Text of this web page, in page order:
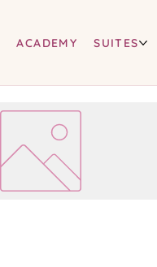
ACADEMY SUITES